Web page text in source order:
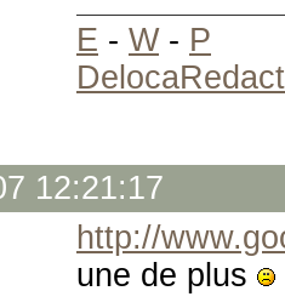
E - W- P
12:21:17
http://
une de plus